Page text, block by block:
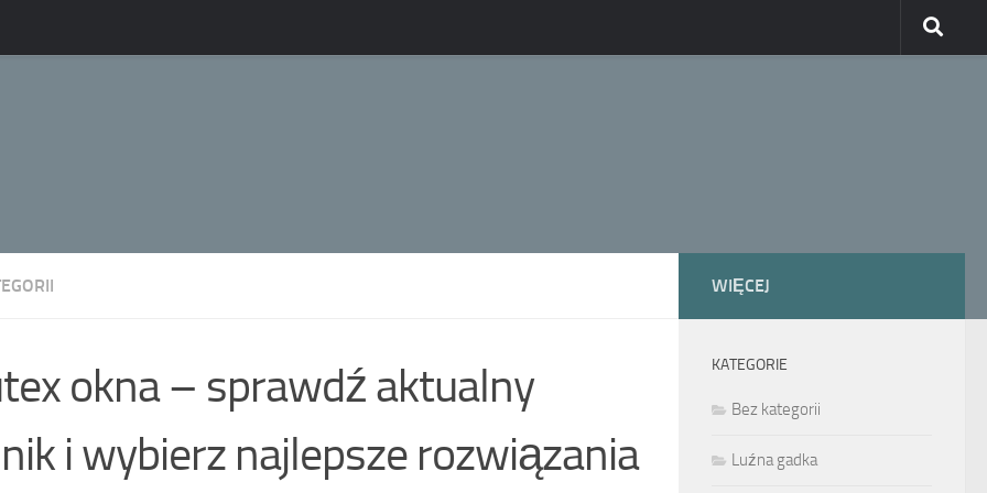
okna – sprawdź aktualny
i wybierz najlepsze rozwiązania
WIĘCEJ
KATEGORIE
Bez kategorii
Luźna gadka